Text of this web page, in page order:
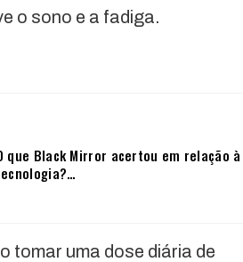
o sono e a fadiga.
que Black Mirror acertou em relação à
tomar uma dose diária de